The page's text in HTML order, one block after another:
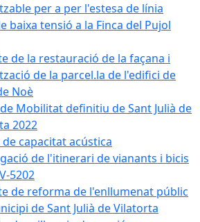
per a per l'estesa de línia
baixa tensió a la Finca del Pujol
de la restauració de la façana i
de la parcel.la de l'edifici de
Noè
Mobilitat definitiu de Sant Julià de
2022
de capacitat acústica
de l'itinerari de vianants i bicis
5202
de reforma de l'enllumenat públic
de Sant Julià de Vilatorta